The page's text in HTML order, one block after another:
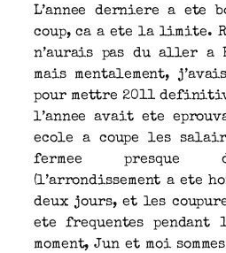
L’annee derniere a ete
coup, ca a ete la limite.
n’aurais pas du aller a
mais mentalement,
pour mettre 2011
l’annee avait ete
ecole a coupe les
fermee presque
(l’arrondissement a ete
deux jours, et les
ete frequentes pendant
moment, Jun et moi